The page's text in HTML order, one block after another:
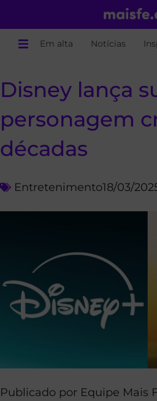
Em alta Notícias
Disney lança
personagem
décadas
Entretenimento18/03/
Publicado por Equipe Mais